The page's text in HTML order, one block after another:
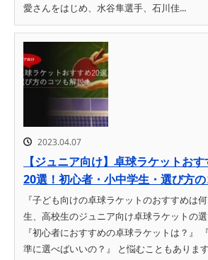
愛さんをはじめ、水谷隼選手、石川佳...
2023.04.07
【ジュニア向け】卓球ラケットお
20選！初心者・小中学生・選び方の
『子ども向けの卓球ラケットのおすすめは
生、高校生のジュニア向け卓球ラケットの選
『初心者におすすめの卓球ラケットは？』
準に選べばいいの？』 と悩むこともありま